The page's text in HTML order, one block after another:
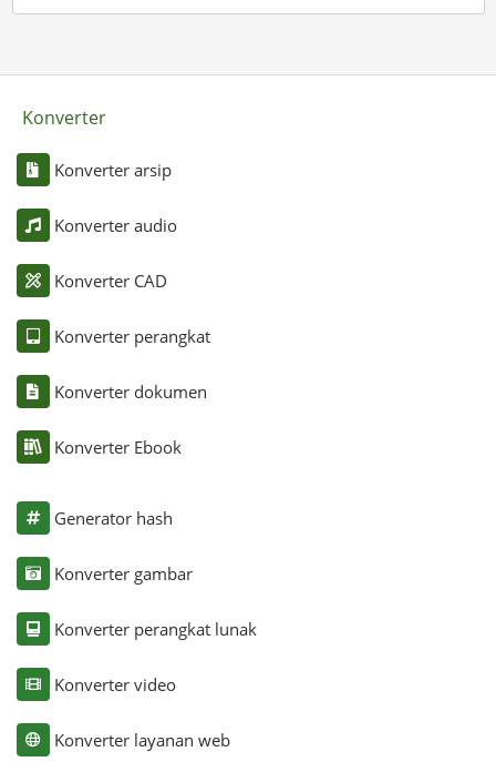
Konverter
Konverter arsip
Konverter audio
Konverter CAD
Konverter perangkat
Konverter dokumen
Konverter Ebook
Generator hash
Konverter gambar
Konverter perangkat lunak
Konverter video
Konverter layanan web